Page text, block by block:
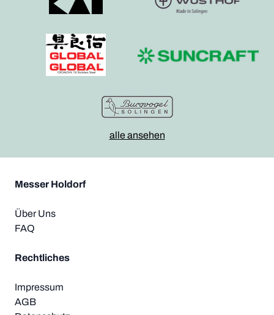
alle ansehen
Messer Holdorf
Über Uns
FAQ
Rechtliches
Impressum
AGB